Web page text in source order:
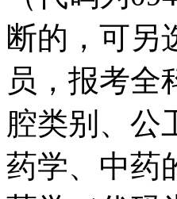
断的，可另
员，报考全
腔类别、公
药学、中药